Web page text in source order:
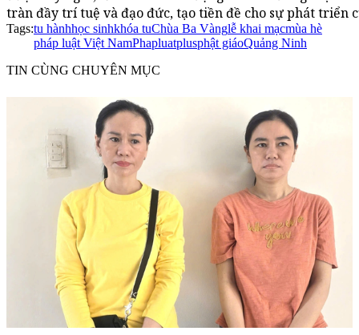
tràn đầy trí tuệ và đạo đức, tạo tiền đề cho sự phát triển
Tags:tu hànhhọc sinhkhóa tuChùa Ba Vànglễ khai mạcmùa hè
pháp luật Việt NamPhapluatplusphật giáoQuảng Ninh
TIN CÙNG CHUYÊN MỤC